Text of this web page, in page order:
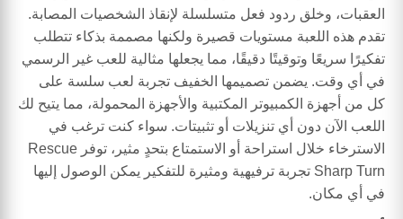
العقبات، وخلق ردود فعل متسلسلة لإنقاذ الشخصيات المصابة.
تقدم هذه اللعبة مستويات قصيرة ولكنها مصممة بذكاء تتطلب
تفكيرًا سريعًا وتوقيتًا دقيقًا، مما يجعلها مثالية للعب غير الرسمي
في أي وقت. يضمن تصميمها الخفيف تجربة لعب سلسة على
كل من أجهزة الكمبيوتر المكتبية والأجهزة المحمولة، مما يتيح لك
اللعب الآن دون أي تنزيلات أو تثبيتات. سواء كنت ترغب في
الاسترخاء خلال استراحة أو الاستمتاع بتحدٍ مثير، توفر Rescue
Sharp Turn تجربة ترفيهية ومثيرة للتفكير يمكن الوصول إليها
في أي مكان.